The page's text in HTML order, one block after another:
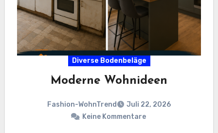
Diverse Bodenbeläge
Moderne Wohnideen
Fashion-WohnTrend
Juli 22, 2026
Keine Kommentare